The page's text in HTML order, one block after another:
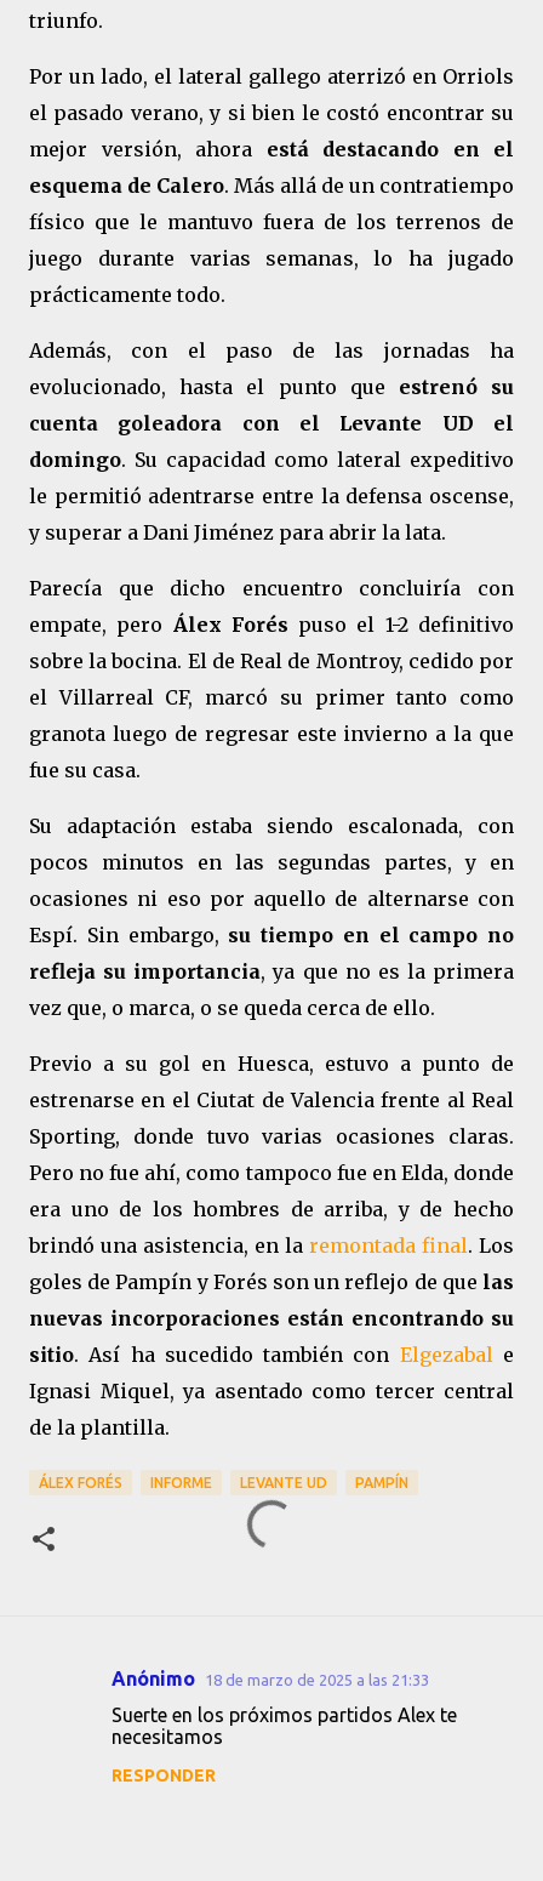
triunfo.
Por un lado, el lateral gallego aterrizó en Orriols
el pasado verano, y si bien le costó encontrar su
mejor versión, ahora está destacando en el
esquema de Calero. Más allá de un contratiempo
físico que le mantuvo fuera de los terrenos de
juego durante varias semanas, lo ha jugado
prácticamente todo.
Además, con el paso de las jornadas ha
evolucionado, hasta el punto que estrenó su
cuenta goleadora con el Levante UD el
domingo. Su capacidad como lateral expeditivo
le permitió adentrarse entre la defensa oscense,
y superar a Dani Jiménez para abrir la lata.
Parecía que dicho encuentro concluiría con
empate, pero Álex Forés puso el 1-2 definitivo
sobre la bocina. El de Real de Montroy, cedido por
el Villarreal CF, marcó su primer tanto como
granota luego de regresar este invierno a la que
fue su casa.
Su adaptación estaba siendo escalonada, con
pocos minutos en las segundas partes, y en
ocasiones ni eso por aquello de alternarse con
Espí. Sin embargo, su tiempo en el campo no
refleja su importancia, ya que no es la primera
vez que, o marca, o se queda cerca de ello.
Previo a su gol en Huesca, estuvo a punto de
estrenarse en el Ciutat de Valencia frente al Real
Sporting, donde tuvo varias ocasiones claras.
Pero no fue ahí, como tampoco fue en Elda, donde
era uno de los hombres de arriba, y de hecho
brindó una asistencia, en la remontada final. Los
goles de Pampín y Forés son un reflejo de que las
nuevas incorporaciones están encontrando su
sitio. Así ha sucedido también con Elgezabale
Ignasi Miquel, ya asentado como tercer central
de la plantilla.
ÁLEX FORÉS INFORME LEVANTE UD PAMPÍN
Anónimo 18 de marzo de 2025 a las 21:33
Suerte en los próximos partidos Alex te
necesitamos
RESPONDER